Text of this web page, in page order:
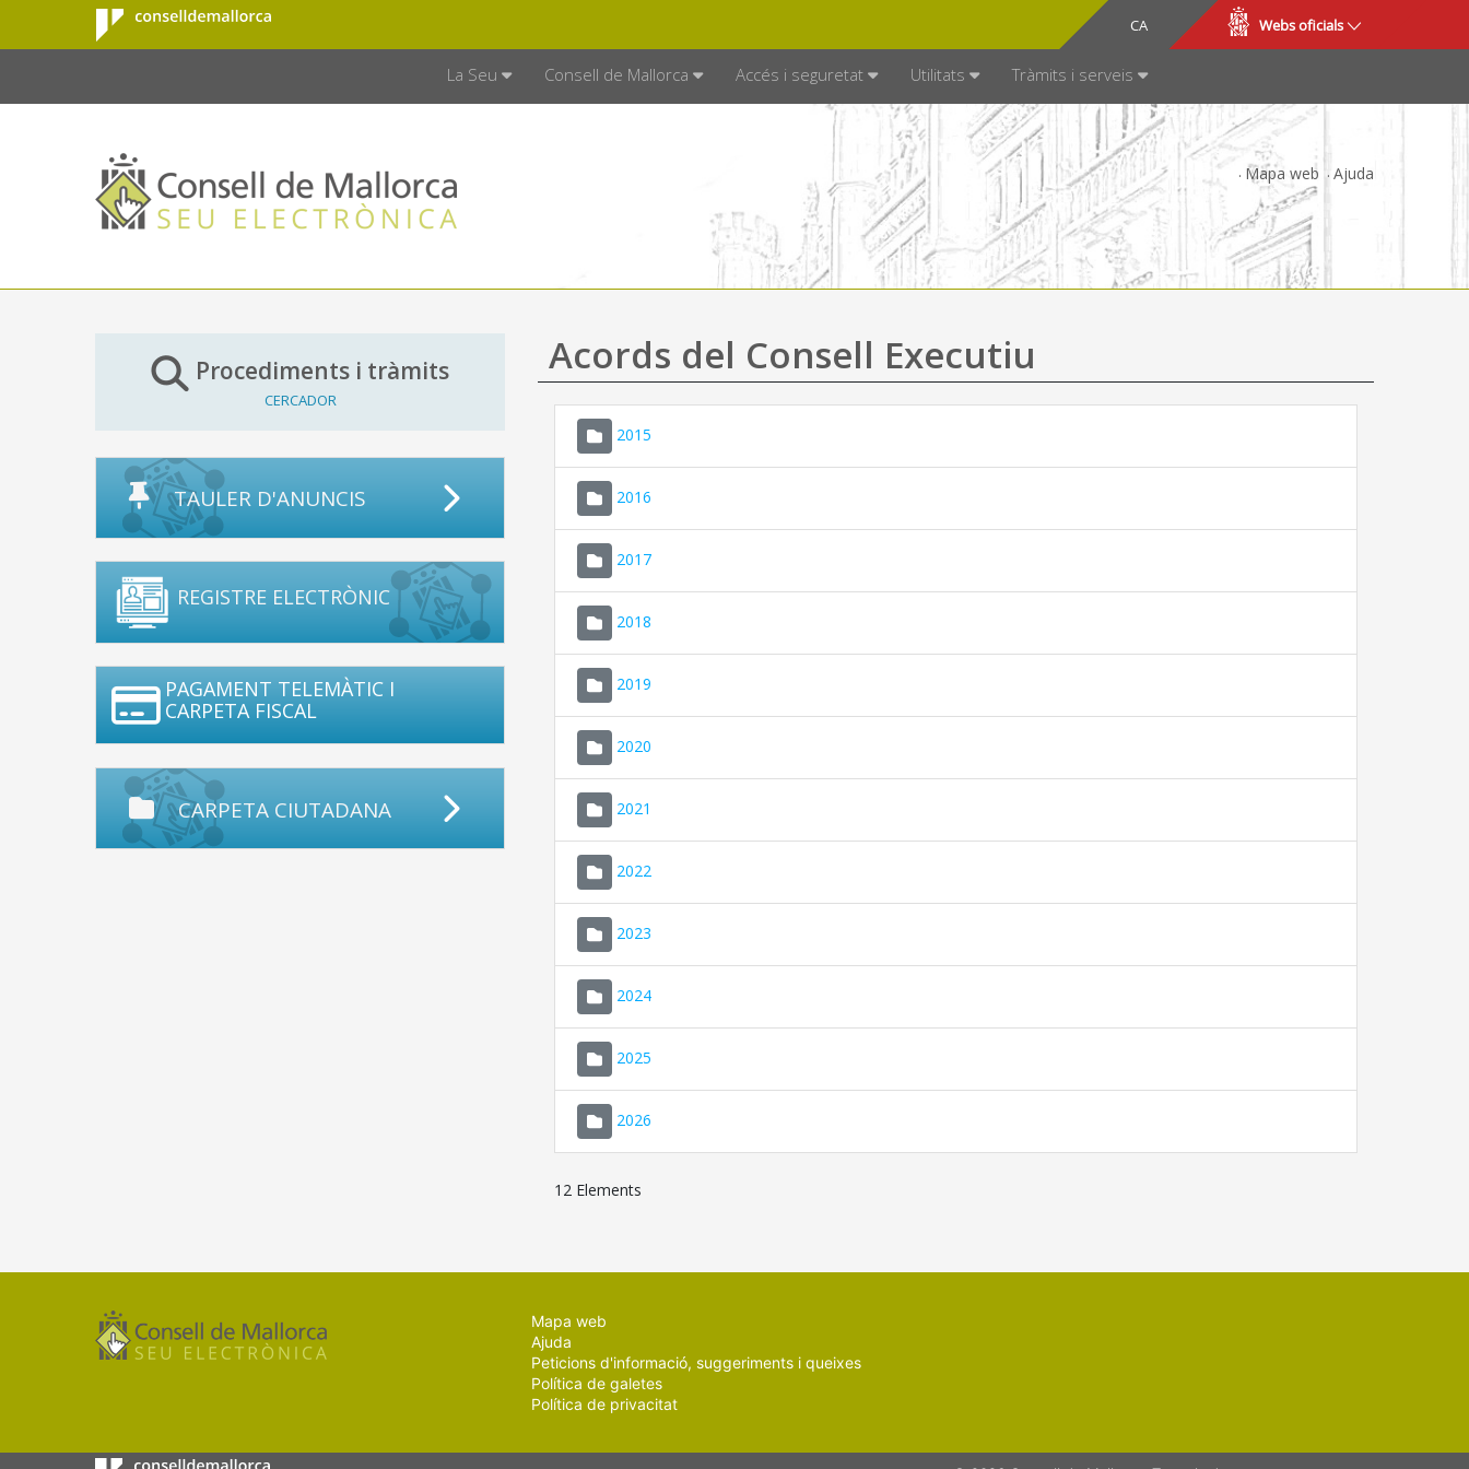
Salta al contingut principal
Consell de
Mallorca
CA
ES Webs oficials
La Seu Consell de Mallorca Accés i seguretat Utilitats Tràmits i serveis
Mapa web Ajuda
Procediments i tràmits
CERCADOR
TAULER D'ANUNCIS
REGISTRE ELECTRÒNIC
PAGAMENT TELEMÀTIC I
CARPETA FISCAL
CARPETA CIUTADANA
Acords del Consell Executiu
2015
2016
2017
2018
2019
2020
2021
2022
2023
2024
2025
2026
12 Elements
Mapa web
Ajuda
Peticions d'informació, suggeriments i queixes
Política de galetes
Política de privacitat